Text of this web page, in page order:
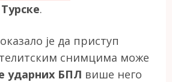
Турске.
је да приступ
снимцима може
ударних БПЛ више него